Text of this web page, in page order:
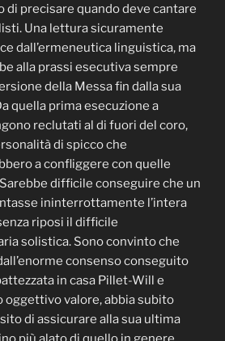
di precisare quando deve cantare
Una lettura sicuramente
dall’ermeneutica linguistica, ma
alla prassi esecutiva sempre
della Messa fin dalla sua
quella prima esecuzione a
reclutati al di fuori del coro,
di spicco che
a confliggere con quelle
difficile conseguire che un
ininterrottamente l’intera
riposi il difficile
solistica. Sono convinto che
consenso conseguito
in casa Pillet-Will e
oggettivo valore, abbia subito
di assicurare alla sua ultima